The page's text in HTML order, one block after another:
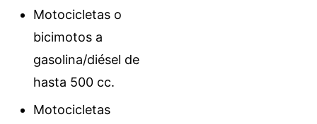
Motocicletas o
bicimotos a
gasolina/diésel de
hasta 500 cc.
Motocicletas